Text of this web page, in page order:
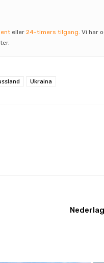
eller 24-timers tilgang. Vi har
Ukraina